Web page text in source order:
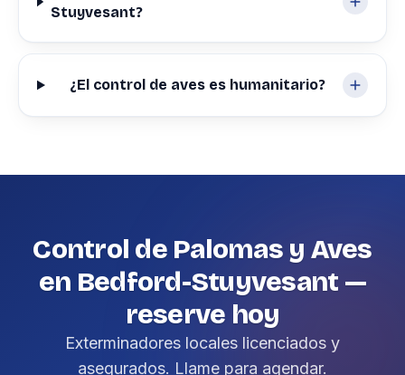
Stuyvesant?
¿El control de aves es humanitario?
Control de Palomas y Aves
en Bedford-Stuyvesant —
reserve hoy
Exterminadores locales licenciados y
asegurados. Llame para agendar.